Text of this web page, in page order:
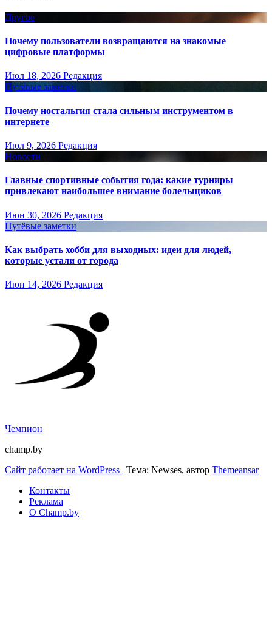
Другое
Почему пользователи возвращаются на знакомые
цифровые платформы
Июл 18, 2026 Редакция
Путёвые заметки
Почему ностальгия стала сильным инструментом в
интернете
Июл 9, 2026 Редакция
Новости
Главные спортивные события года: какие турниры
привлекают наибольшее внимание болельщиков
Июн 30, 2026 Редакция
Путёвые заметки
Как выбрать хобби для выходных: идеи для людей,
которые устали от города
Июн 14, 2026 Редакция
Чемпион
champ.by
Сайт работает на WordPress | Тема: Newses, автор Themeansar
Контакты
Реклама
О Champ.by